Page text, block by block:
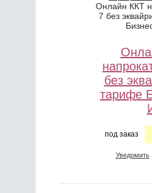
Онлайн ККТ
7 без
без
тарифе
под заказ
Уведомить